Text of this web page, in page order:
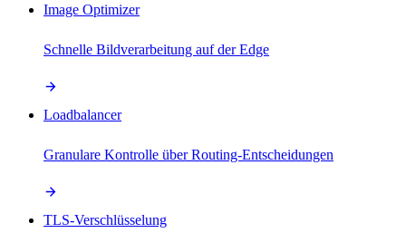
Image Optimizer
Schnelle Bildverarbeitung auf der Edge
Loadbalancer
Granulare Kontrolle über Routing-Entscheidungen
TLS-Verschlüsselung